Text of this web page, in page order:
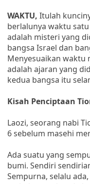
WAKTU, Itulah
berlalunya waktu
adalah misteri yang
bangsa Israel dan
Menyesuaikan waktu
adalah ajaran yang
kedua bangsa itu
Kisah Penciptaan
Laozi, seorang nabi
6 sebelum masehi
Ada suatu yang
bumi. Sendiri
Sempurna, selalu